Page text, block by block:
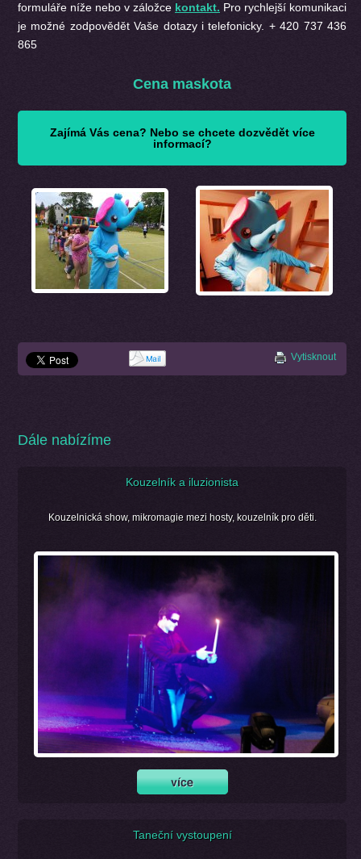
formuláře níže nebo v záložce kontakt. Pro rychlejší komunikaci
je možné zodpovědět Vaše dotazy i telefonicky. + 420 737 436
865
Cena maskota
Zajímá Vás cena? Nebo se chcete dozvědět více
informací?
Vytisknout
Dále nabízíme
Kouzelník a iluzionista
Kouzelnická show, mikromagie mezi hosty, kouzelník pro děti.
Taneční vystoupení